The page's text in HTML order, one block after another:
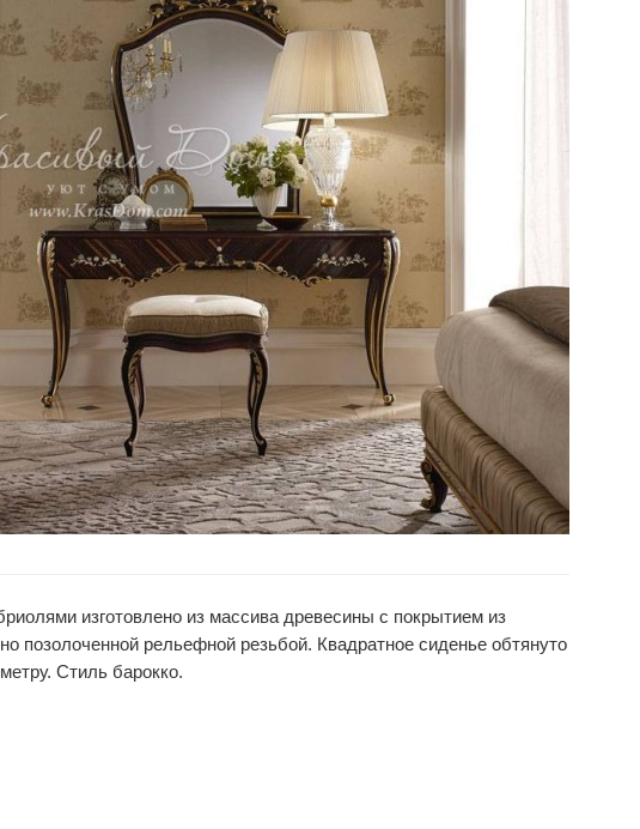
изготовлено из массива древесины с покрытием из
позолоченной рельефной резьбой. Квадратное сиденье обтянуто
Стиль барокко.